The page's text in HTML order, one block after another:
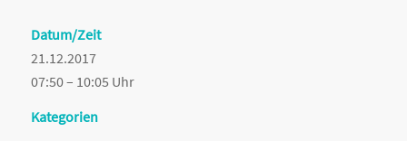
Datum/Zeit
21.12.2017
07:50 – 10:05 Uhr
Kategorien